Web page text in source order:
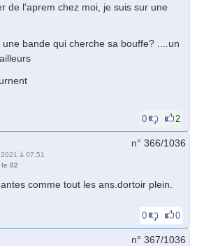
de l'aprem chez moi, je suis sur une
bande qui cherche sa bouffe? ....un
0 2
à 07:51
02
n° 366/1036
comme tout les ans.dortoir plein.
0 0
n° 367/1036